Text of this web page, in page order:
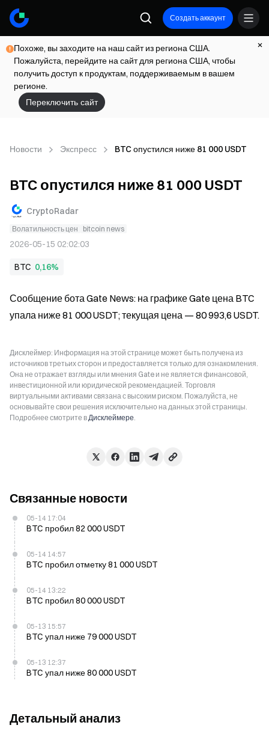
Создать аккаунт
Похоже, вы заходите на наш сайт из региона США.
Пожалуйста, перейдите на сайт для региона США, чтобы
получить доступ к продуктам, поддерживаемым в вашем
регионе.
Переключить сайт
Новости Экспресс BTC опустился ниже 81 000 USDT
BTC опустился ниже 81 000 USDT
CryptoRadar
Волатильность цен bitcoin news
2026-05-15 02:02:03
BTC 0,16%
Сообщение бота Gate News: на графике Gate цена BTC
упала ниже 81 000 USDT; текущая цена — 80 993,6 USDT.
Дисклеймер: Информация на этой странице может быть получена из
источников третьих сторон и предоставляется только для ознакомления.
Она не отражает взгляды или мнения Gate и не является финансовой,
инвестиционной или юридической рекомендацией. Торговля
виртуальными активами связана с высоким риском. Пожалуйста, не
основывайте свои решения исключительно на данных этой страницы.
Подробнее смотрите вДисклеймере.
Связанные новости
05-14 17:04
BTC пробил 82 000 USDT
05-14 14:57
BTC пробил отметку 81 000 USDT
05-14 13:22
BTC пробил 80 000 USDT
05-13 15:57
BTC упал ниже 79 000 USDT
05-13 12:37
BTC упал ниже 80 000 USDT
Детальный анализ